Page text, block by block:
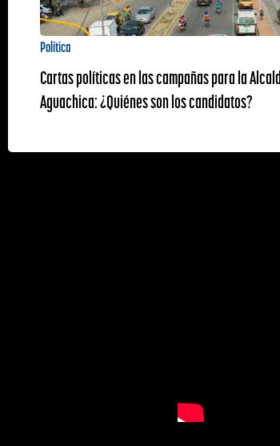
Política
Cartas políticas en las campañas para la
Aguachica: ¿Quiénes son los candidatos?